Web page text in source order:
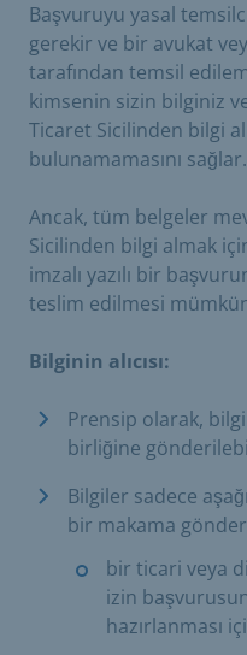
Başvuruyu yasal
gerekir ve bir avukat
tarafından temsil
kimsenin sizin bilginiz
Ticaret Sicilinden bilgi
bulunamamasını sağlar.
Ancak, tüm belgeler
Sicilinden bilgi almak
imzalı yazılı bir
teslim edilmesi
Bilginin alıcısı:
Prensip olarak,
birliğine
Bilgiler sadece
bir makama
bir ticari veya
izin
hazırlanması